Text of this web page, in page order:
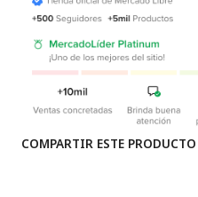
COMPARTIR ESTE PRODUCTO